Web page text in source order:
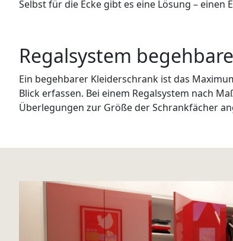
Selbst für die Ecke gibt es eine Lösung –
Regalsystem
Ein begehbarer Kleiderschrank ist das
Blick erfassen. Bei einem Regalsystem nach
Überlegungen zur Größe der Schrankfächer